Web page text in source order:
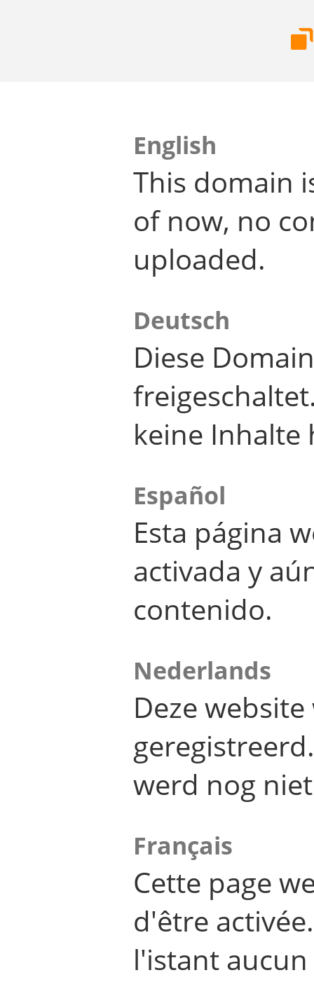
English
This domain
of now, no
uploaded.
Deutsch
Diese
keine Inhalte
Español
Esta página
activada y
contenido.
Nederlands
Deze
werd nog
Français
Cette page
d'être
l'istant